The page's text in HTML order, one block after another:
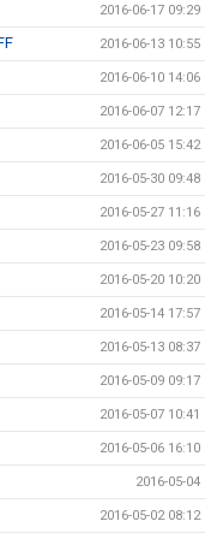
2016-06-17 09:29
2016-06-13 10:55
2016-06-10 14:06
2016-06-07 12:17
2016-06-05 15:42
2016-05-30 09:48
2016-05-27 11:16
2016-05-23 09:58
2016-05-20 10:20
2016-05-14 17:57
2016-05-13 08:37
2016-05-09 09:17
2016-05-07 10:41
2016-05-06 16:10
2016-05-04
2016-05-02 08:12